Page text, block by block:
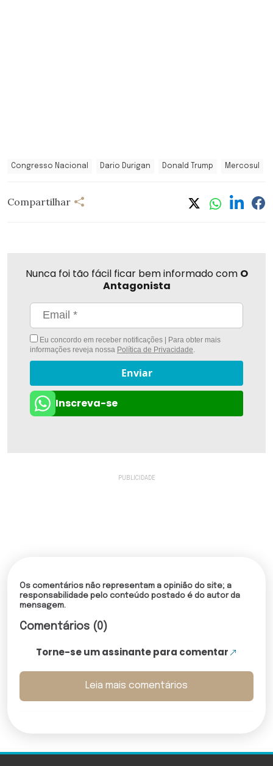
Congresso Nacional Dario Durigan Donald Trump Mercosul
Compartilhar
Nunca foi tão fácil ficar bem informado com O
Antagonista
Eu concordo em receber notificações | Para obter mais
informações reveja nossa Política de Privacidade.
Enviar
Inscreva-se
Os comentários não representam a opinião do site; a
responsabilidade pelo conteúdo postado é do autor da
mensagem.
Comentários (0)
Torne-se um assinante para comentar
Leia mais comentários